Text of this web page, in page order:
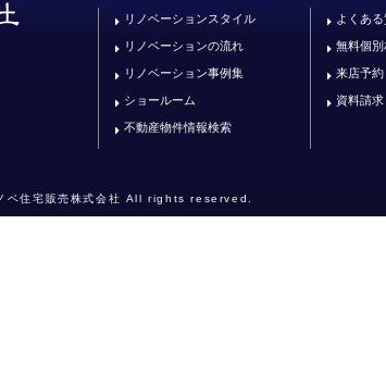
リノベーションスタイル
リノベーションの流れ
リノベーション事例集
ショールーム
不動産物件情報検索
よくあ
無料個
来店予約
資料請求
ベ住宅販売株式会社 All rights reserved.